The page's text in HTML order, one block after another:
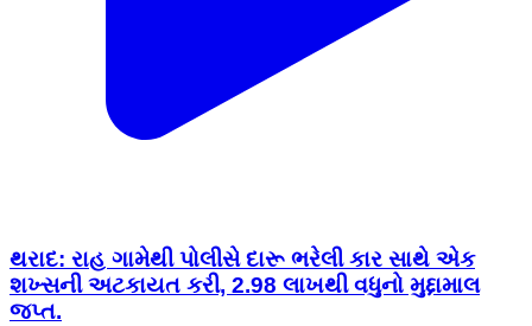
થરાદ: રાહ ગામેથી પોલીસે દારૂ ભરેલી કાર સાથે એક
શખ્સની અટકાયત કરી, 2.98 લાખથી વધુનો મુદ્દામાલ
જપ્ત.